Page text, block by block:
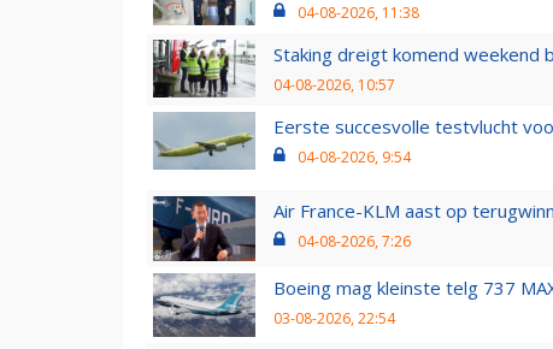
04-08-2026, 11:38
Staking dreigt komend weekend
04-08-2026, 10:57
Eerste succesvolle testvlucht
04-08-2026, 9:54
Air France-KLM aast op
04-08-2026, 7:26
Boeing mag kleinste telg 737
03-08-2026, 22:54